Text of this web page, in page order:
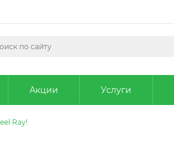
Акции Услуги
Ray!